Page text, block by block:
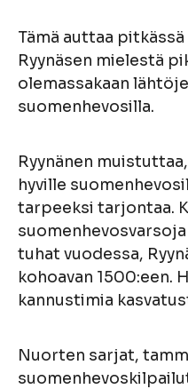
Tämä auttaa
Ryynäsen mielestä
olemassakaan
suomenhevosilla.
Ryynänen
hyville
tarpeeksi tarjontaa.
tuhat vuodessa,
kohoavan 1500:een.
kannustimia
Nuorten sarjat,